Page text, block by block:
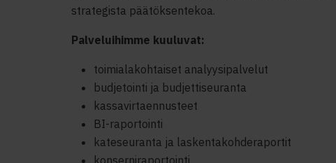
strategista päätöksentekoa.
Palveluihimme kuuluvat:
toimialakohtaiset analyysipalvelut
budjetointi ja budjettiseuranta
kassavirtaennusteet
BI-raportointi
kateseuranta ja laskentakohderaportit
konserniraportointi